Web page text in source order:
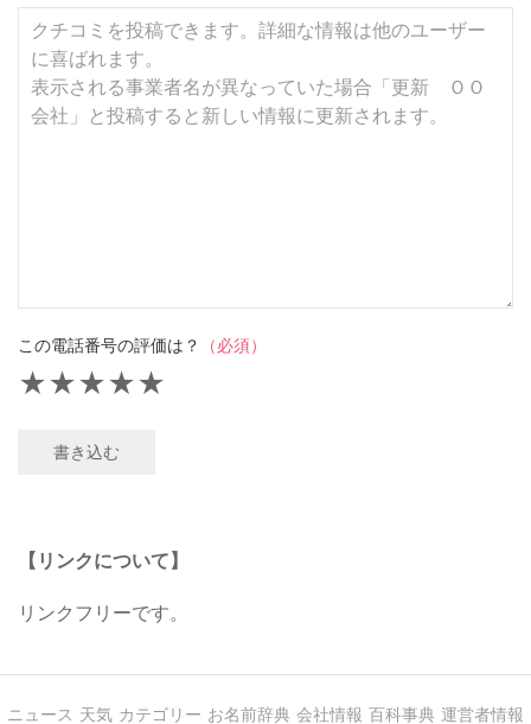
この電話番号の評価は？ （必須）
★
★
★
★
★
書き込む
【リンクについて】
リンクフリーです。
ニュース 天気 カテゴリー お名前辞典 会社情報 百科事典 運営者情報